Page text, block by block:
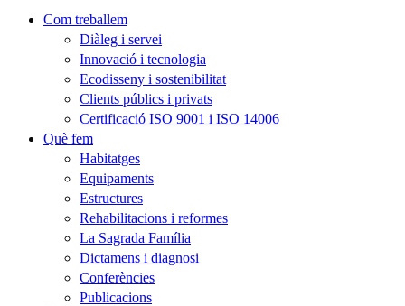
Com treballem
Diàleg i servei
Innovació i tecnologia
Ecodisseny i sostenibilitat
Clients públics i privats
Certificació ISO 9001 i ISO 14006
Què fem
Habitatges
Equipaments
Estructures
Rehabilitacions i reformes
La Sagrada Família
Dictamens i diagnosi
Conferències
Publicacions